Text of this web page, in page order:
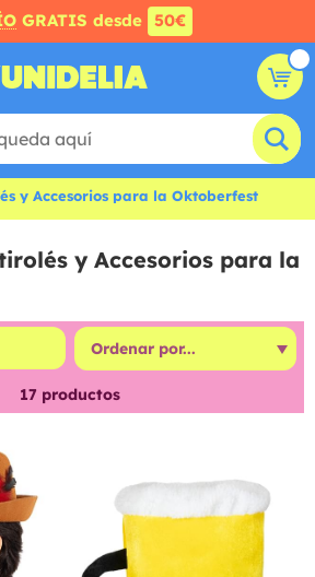
GRATIS desde 50€
y Accesorios para la Oktoberfest
y Accesorios para la
17 productos